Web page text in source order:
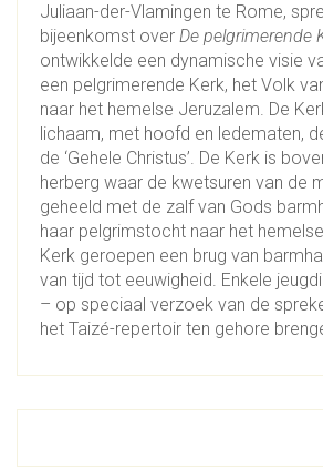
Juliaan-der-Vlamingen te Rome,
bijeenkomst over De pelgrimerende
ontwikkelde een dynamische visie
een pelgrimerende Kerk, het Volk
naar het hemelse Jeruzalem. De
lichaam, met hoofd en ledematen, de
de ‘Gehele Christus’. De Kerk is
herberg waar de kwetsuren van de
geheeld met de zalf van Gods
haar pelgrimstocht naar het
Kerk geroepen een brug van
van tijd tot eeuwigheid. Enkele
– op speciaal verzoek van de
het Taizé-repertoir ten gehore